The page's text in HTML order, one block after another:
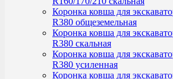
Коронка ковша для
R380 общеземельная
Коронка ковша для
R380 скальная
Коронка ковша для
R380 усиленная
Коронка ковша для